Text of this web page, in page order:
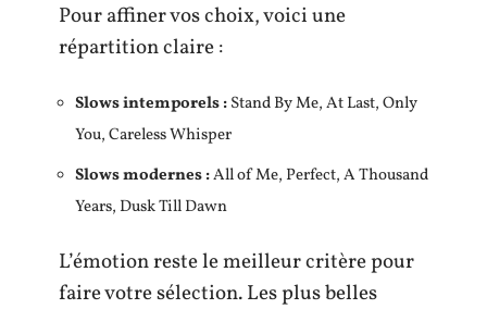
Pour affiner vos choix, voici une
répartition claire :
Slows intemporels :Stand By Me, At Last, Only
You, Careless Whisper
Slows modernes :All of Me, Perfect, A Thousand
Years, Dusk Till Dawn
L’émotion reste le meilleur critère pour
faire votre sélection. Les plus belles